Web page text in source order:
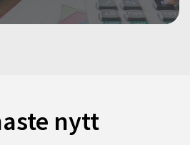
nytt